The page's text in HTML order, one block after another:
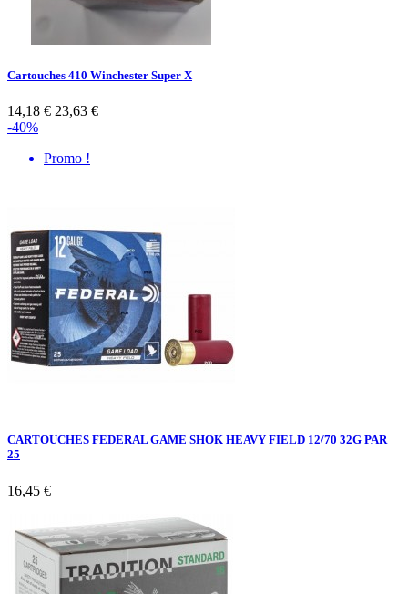
Cartouches 410 Winchester Super X
14,18 € 23,63 €
-40%
Promo !
CARTOUCHES FEDERAL GAME SHOK HEAVY FIELD 12/70 32G PAR
25
16,45 €